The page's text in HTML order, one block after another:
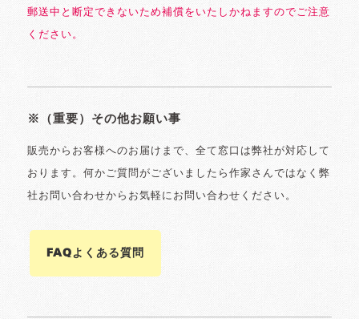
郵送中と断定できないため補償をいたしかねますのでご注意
ください。
※（重要）その他お願い事
販売からお客様へのお届けまで、全て窓口は弊社が対応して
おります。何かご質問がございましたら作家さんではなく弊
社お問い合わせからお気軽にお問い合わせください。
FAQよくある質問